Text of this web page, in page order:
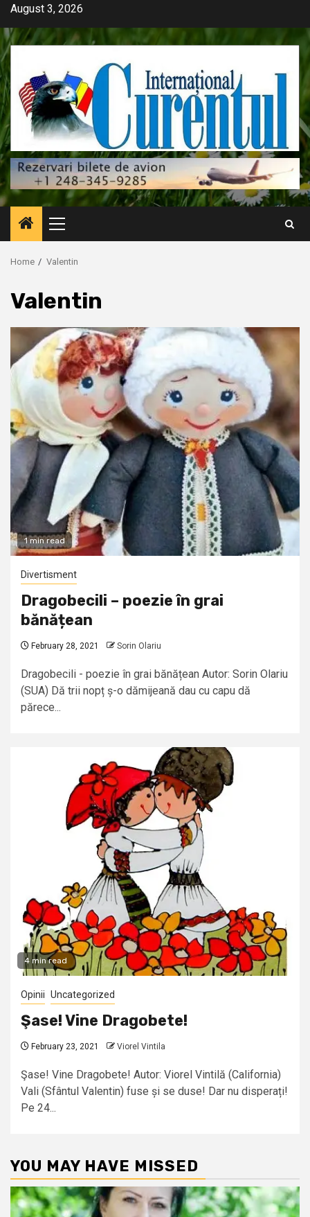
Skip
content
August 3, 2026
Primary
Menu
Home Valentin
Valentin
1 min read
Divertisment
Dragobecili – poezie în grai
bănățean
February 28, 2021 Sorin Olariu
Dragobecili - poezie în grai bănățean Autor: Sorin Olariu
(SUA) Dă trii nopț ș-o dămijeană dau cu capu dă
părece...
4 min read
Opinii Uncategorized
Şase! Vine Dragobete!
February 23, 2021 Viorel Vintila
Şase! Vine Dragobete! Autor: Viorel Vintilă (California)
Vali (Sfântul Valentin) fuse și se duse! Dar nu disperați!
Pe 24...
YOU MAY HAVE MISSED